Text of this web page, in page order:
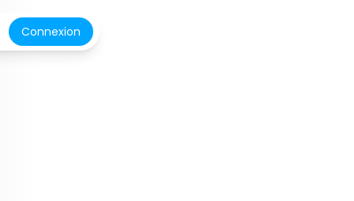
Connexion